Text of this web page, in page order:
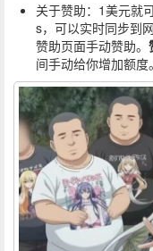
关于赞助：1美元就
s，可以实时同步到
赞助页面手动赞助。
间手动给你增加额度